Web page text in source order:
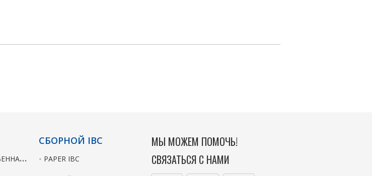
С
ЕЛЬСКОХОЗЯЙСТВЕННАЯ ПРОДУКЦИЯ
СБОРНОЙ IBC
PAPER IBC
МЫ МОЖЕМ ПОМОЧЬ!
СВЯЗАТЬСЯ С НАМИ